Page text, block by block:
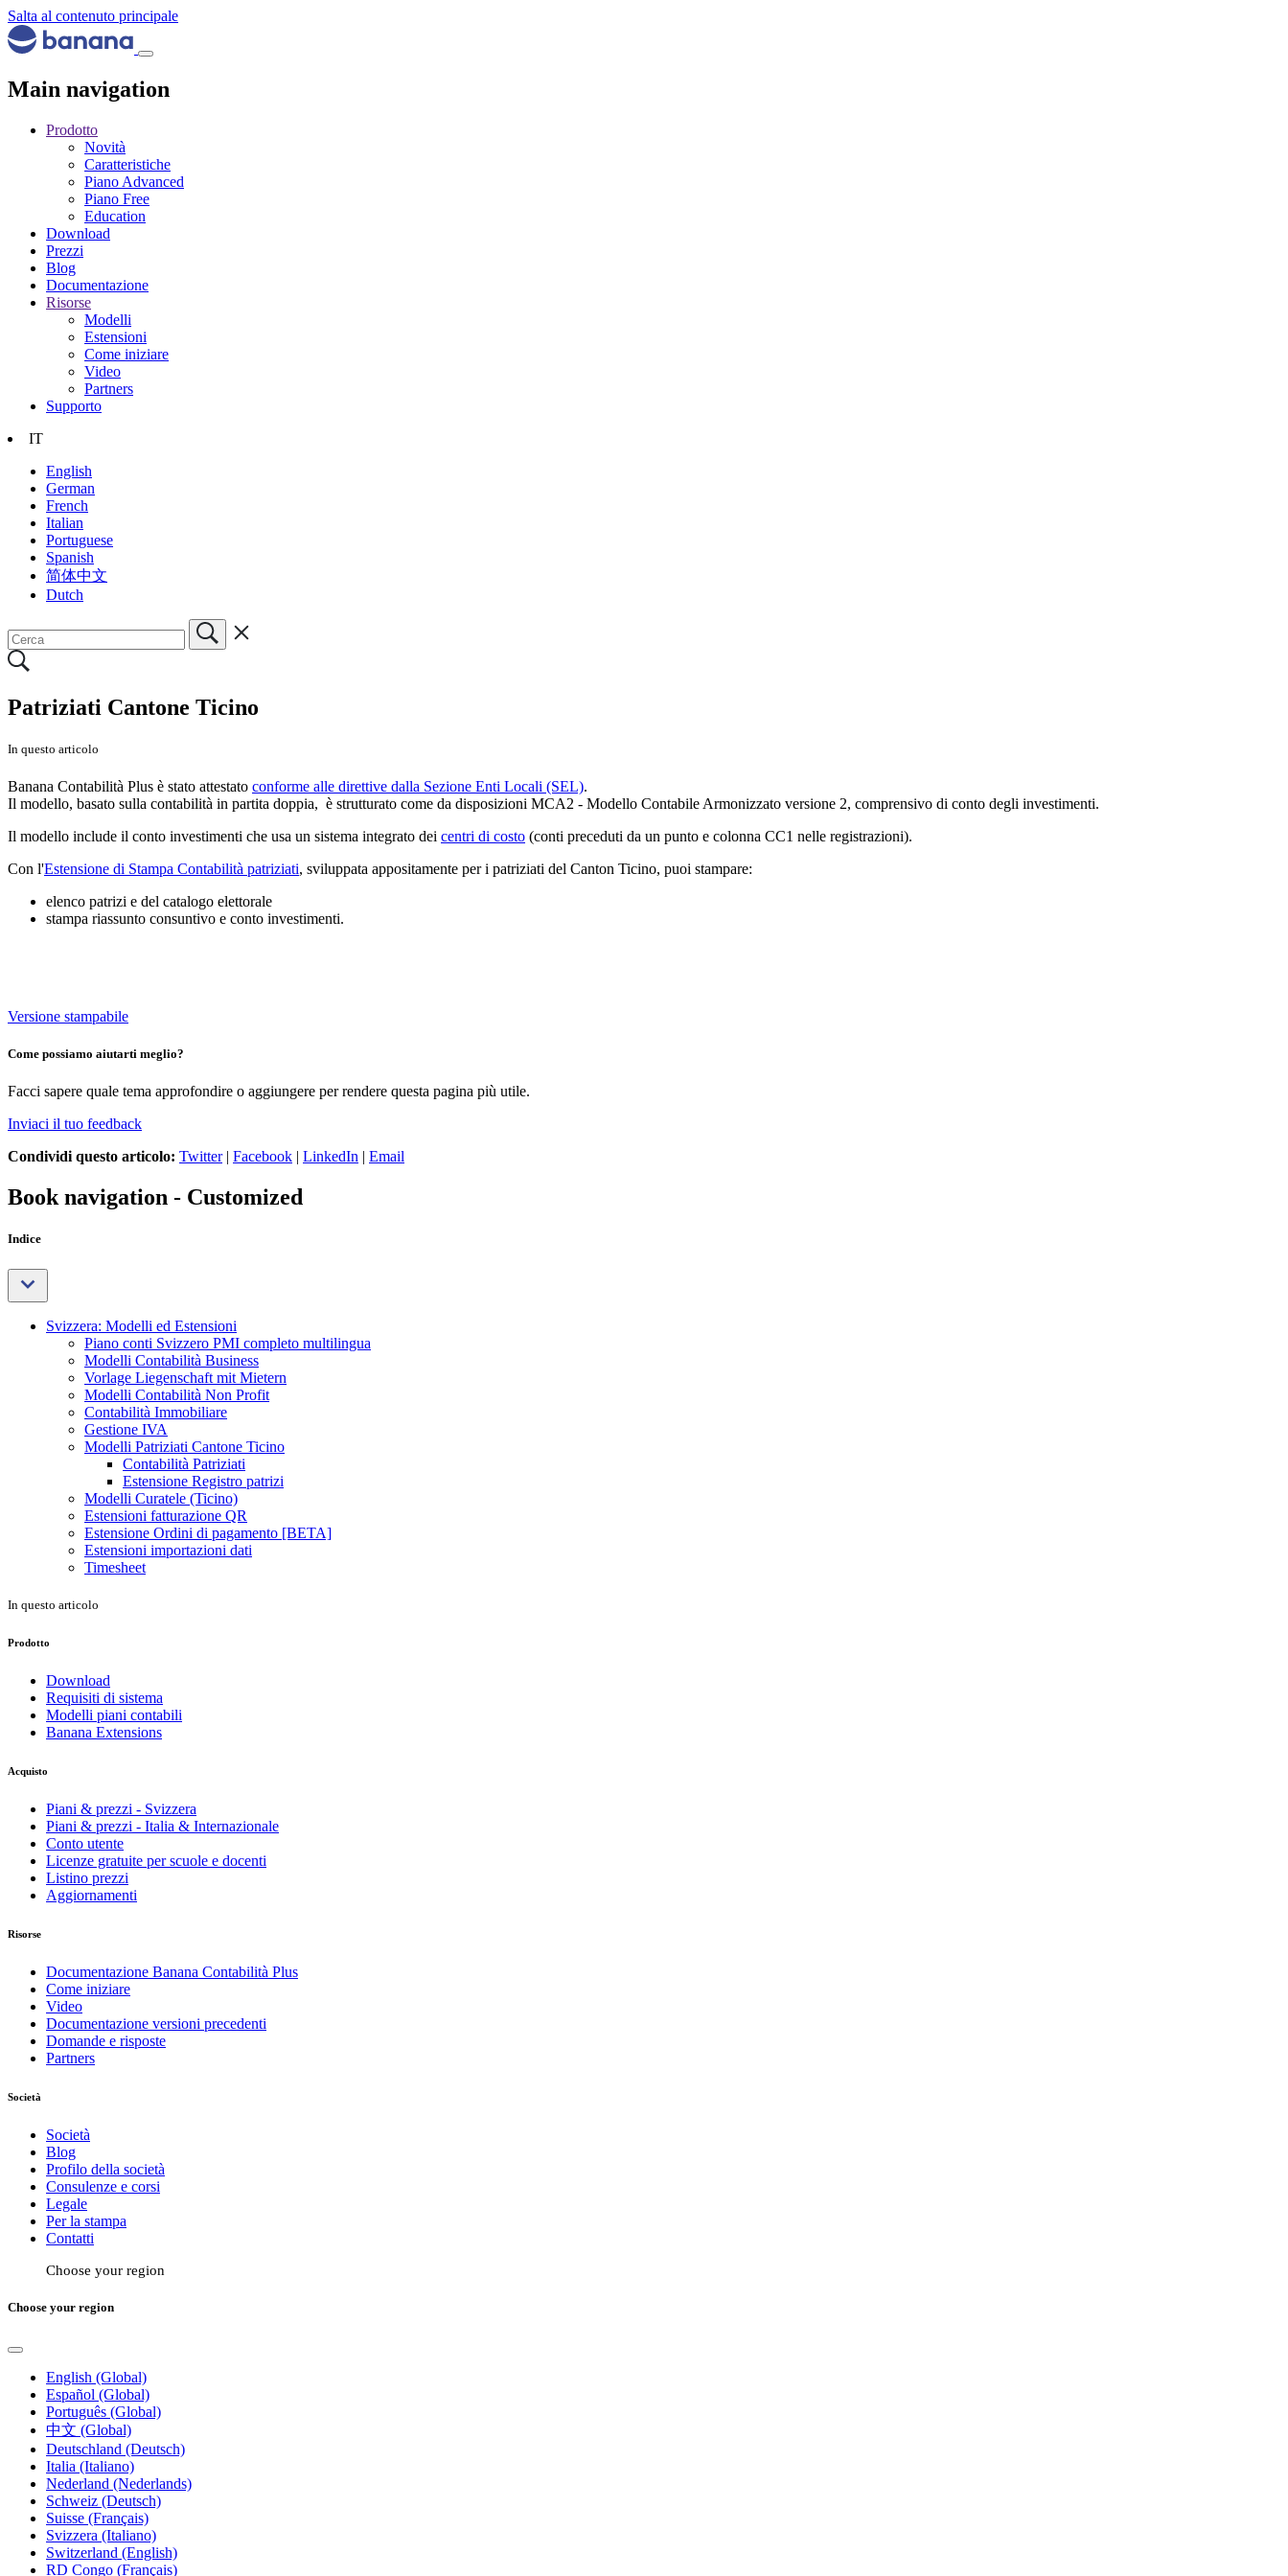
Salta al contenuto principale
Main navigation
Prodotto
Novità
Caratteristiche
Piano Advanced
Piano Free
Education
Download
Prezzi
Blog
Documentazione
Risorse
Modelli
Estensioni
Come iniziare
Video
Partners
Supporto
IT
English
German
French
Italian
Portuguese
Spanish
简体中文
Dutch
Patriziati Cantone Ticino
In questo articolo
Banana Contabilità Plus è stato attestato conforme alle direttive dalla Sezione Enti Locali (SEL).
Il modello, basato sulla contabilità in partita doppia, è strutturato come da disposizioni MCA2 - Modello Contabile Armonizzato versione 2, comprensivo di conto degli investimenti.
Il modello include il conto investimenti che usa un sistema integrato dei centri di costo (conti preceduti da un punto e colonna CC1 nelle registrazioni).
Con l'Estensione di Stampa Contabilità patriziati, sviluppata appositamente per i patriziati del Canton Ticino, puoi stampare:
elenco patrizi e del catalogo elettorale
stampa riassunto consuntivo e conto investimenti.
Versione stampabile
Come possiamo aiutarti meglio?
Facci sapere quale tema approfondire o aggiungere per rendere questa pagina più utile.
Inviaci il tuo feedback
Condividi questo articolo: Twitter| Facebook | LinkedIn | Email
Book navigation - Customized
Indice
Svizzera: Modelli ed Estensioni
Piano conti Svizzero PMI completo multilingua
Modelli Contabilità Business
Vorlage Liegenschaft mit Mietern
Modelli Contabilità Non Profit
Contabilità Immobiliare
Gestione IVA
Modelli Patriziati Cantone Ticino
Contabilità Patriziati
Estensione Registro patrizi
Modelli Curatele (Ticino)
Estensioni fatturazione QR
Estensione Ordini di pagamento [BETA]
Estensioni importazioni dati
Timesheet
In questo articolo
Prodotto
Download
Requisiti di sistema
Modelli piani contabili
Banana Extensions
Acquisto
Piani & prezzi - Svizzera
Piani & prezzi - Italia & Internazionale
Conto utente
Licenze gratuite per scuole e docenti
Listino prezzi
Aggiornamenti
Risorse
Documentazione Banana Contabilità Plus
Come iniziare
Video
Documentazione versioni precedenti
Domande e risposte
Partners
Società
Società
Blog
Profilo della società
Consulenze e corsi
Legale
Per la stampa
Contatti
Choose your region
Choose your region
English (Global)
Español (Global)
Português (Global)
中文 (Global)
Deutschland (Deutsch)
Italia (Italiano)
Nederland (Nederlands)
Schweiz (Deutsch)
Suisse (Français)
Svizzera (Italiano)
Switzerland (English)
RD Congo (Français)